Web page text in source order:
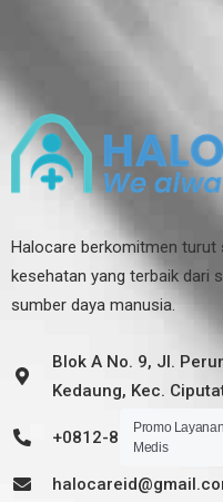
Halocare berkomitmen turut
kesehatan yang terbaik dari
sumber daya manusia.
Blok A No. 9, Jl.
Kedaung, Kec.
+0812-8200-8037
Promo
Medis